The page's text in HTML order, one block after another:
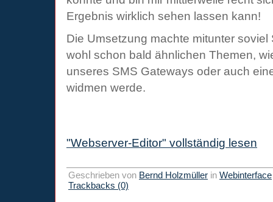
Ergebnis wirklich sehen lassen kann!
Die Umsetzung machte mitunter
wohl schon bald ähnlichen Themen,
unseres SMS Gateways oder auch
widmen werde.
"Webserver-Editor" vollständig lesen
Geschrieben von Bernd Holzmüller in Webinterface
Trackbacks (0)